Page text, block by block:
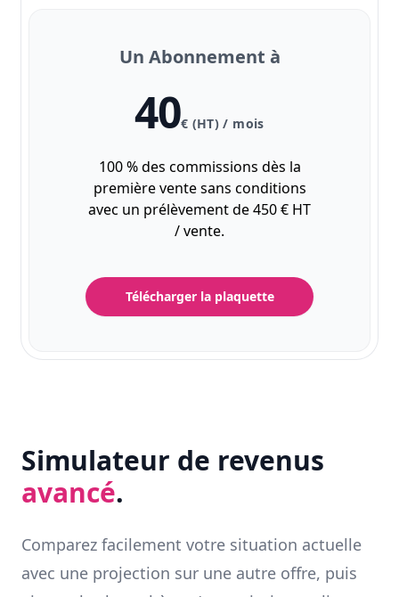
Un Abonnement à
40€ (HT) / mois
100 % des commissions dès la
première vente sans conditions
avec un prélèvement de 450 € HT
/ vente.
Télécharger la plaquette
Simulateur de revenus
avancé.
Comparez facilement votre situation actuelle
avec une projection sur une autre offre, puis